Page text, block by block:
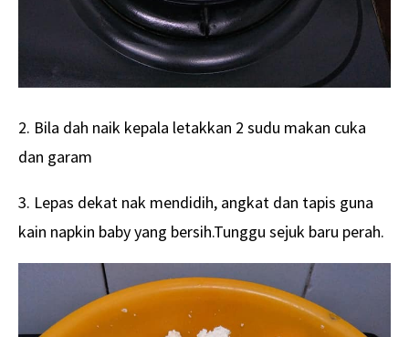
2. Bila dah naik kepala letakkan 2 sudu makan cuka
dan garam
3. Lepas dekat nak mendidih, angkat dan tapis guna
kain napkin baby yang bersih.Tunggu sejuk baru perah.